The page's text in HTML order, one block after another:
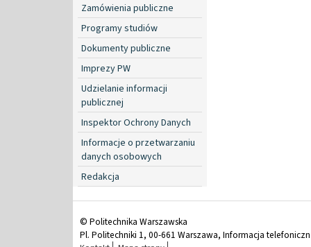
Zamówienia publiczne
Programy studiów
Dokumenty publiczne
Imprezy PW
Udzielanie informacji
publicznej
Inspektor Ochrony Danych
Informacje o przetwarzaniu
danych osobowych
Redakcja
© Politechnika Warszawska
Pl. Politechniki 1, 00-661 Warszawa, Informacja